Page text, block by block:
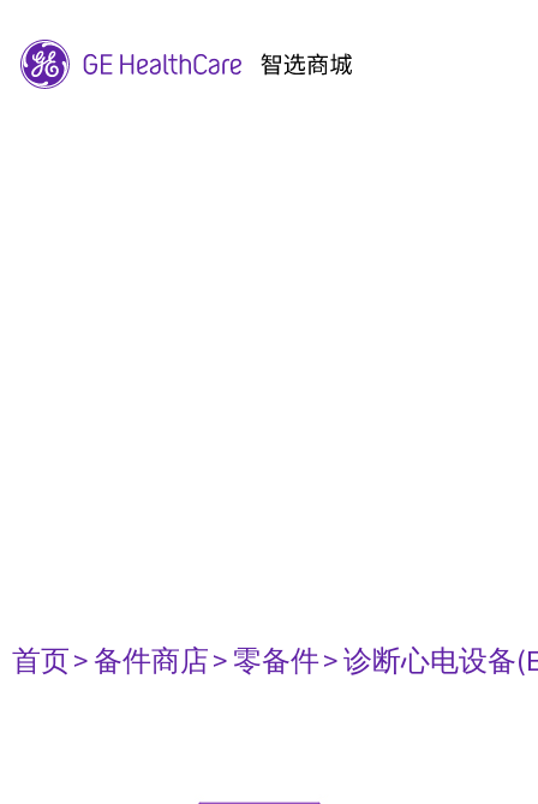
首页> 备件商店> 零备件> 诊断心电设备